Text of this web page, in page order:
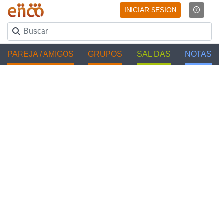
INICIAR SESION
PAREJA / AMIGOS GRUPOS SALIDAS NOTAS